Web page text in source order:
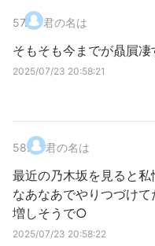
57. 君の名は
そもそも今までが贔屓
2025/07/23 20:58:21
58. 君の名は
最近の乃木坂を見ると
なあなあでやりつづけ
増しそうで○
2025/07/23 20:58:22